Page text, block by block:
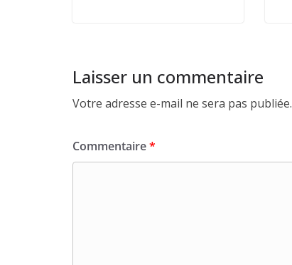
Laisser un commentaire
Votre adresse e-mail ne sera pas publiée.
Commentaire*